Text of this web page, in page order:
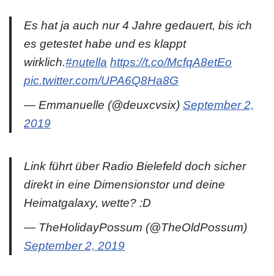
Es hat ja auch nur 4 Jahre gedauert, bis ich
es getestet habe und es klappt
wirklich.#nutella https://t.co/McfqA8etEo
pic.twitter.com/UPA6Q8Ha8G
— Emmanuelle (@deuxcvsix) September 2,
2019
Link führt über Radio Bielefeld doch sicher
direkt in eine Dimensionstor und deine
Heimatgalaxy, wette? :D
— TheHolidayPossum (@TheOldPossum)
September 2, 2019